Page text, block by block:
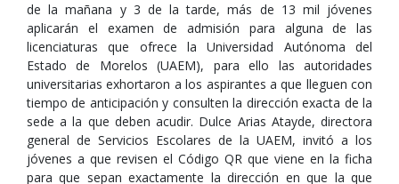
de la mañana y 3 de la tarde, más de 13 mil jóvenes
aplicarán el examen de admisión para alguna de las
licenciaturas que ofrece la Universidad Autónoma del
Estado de Morelos (UAEM), para ello las autoridades
universitarias exhortaron a los aspirantes a que lleguen con
tiempo de anticipación y consulten la dirección exacta de la
sede a la que deben acudir. Dulce Arias Atayde, directora
general de Servicios Escolares de la UAEM, invitó a los
jóvenes a que revisen el Código QR que viene en la ficha
para que sepan exactamente la dirección en que la que